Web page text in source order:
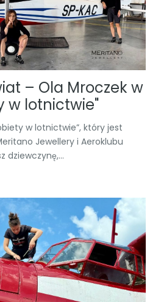
– Ola Mroczek w
w lotnictwie"
w lotnictwie”, który jest
Jewellery i Aeroklubu
dziewczynę,...